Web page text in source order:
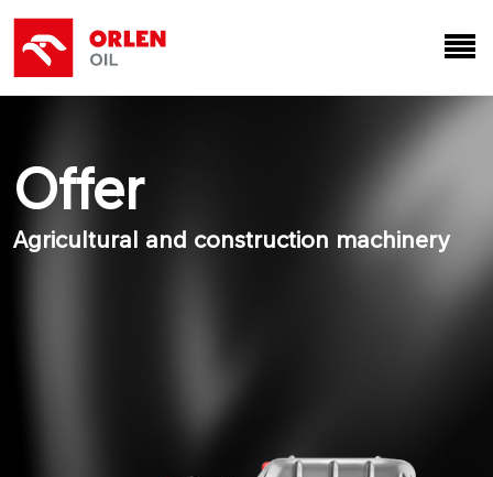
Offer
Agricultural and construction machinery